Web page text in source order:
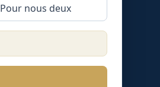
Pour nous deux